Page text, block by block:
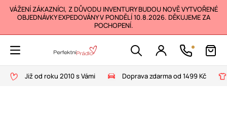
VÁŽENÍ ZÁKAZNÍCI, Z DŮVODU INVENTURY BUDOU NOVĚ VYTVOŘENÉ
OBJEDNÁVKY EXPEDOVÁNY V PONDĚLÍ 10.8.2026. DĚKUJEME ZA
POCHOPENÍ.
Již od roku 2010 s Vámi Doprava zdarma od 1499 Kč